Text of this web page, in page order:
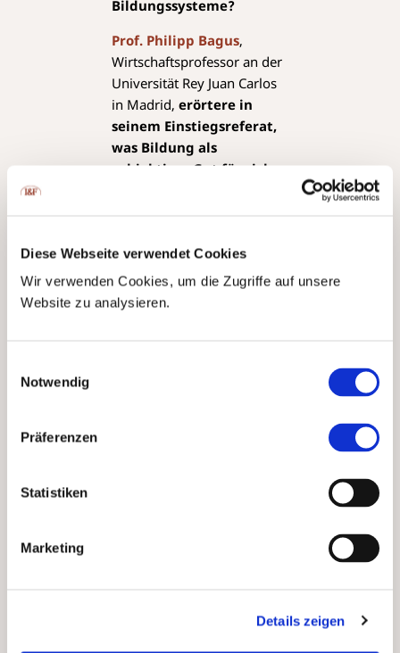
Diese Webseite verwendet Cookies
Wir verwenden Cookies, um die Zugriffe auf unsere
Website zu analysieren.
Notwendig
Präferenzen
Statistiken
Marketing
Details zeigen
Bildungssysteme?
Prof. Philipp Bagus,
Wirtschaftsprofessor an der
Universität Rey Juan Carlos
in Madrid,erörtere in
seinem Einstiegsreferat,
was Bildung als
subjektives Gut für sich
sich mit ihren eingereichten
Essays qualifiziert und sind
(Argentinien) konnte